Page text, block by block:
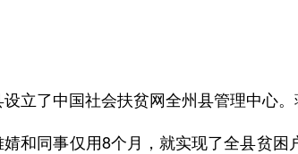
立了中国社会扶贫网全州县管理中心。
和同事仅用8个月，就实现了全县贫